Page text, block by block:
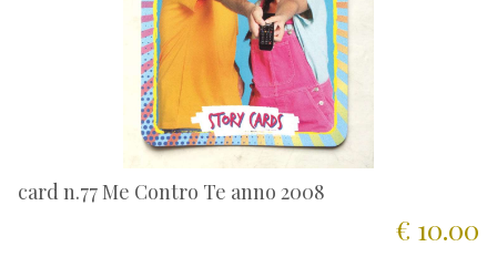
card n.77 Me Contro Te anno 2008
€ 10.00